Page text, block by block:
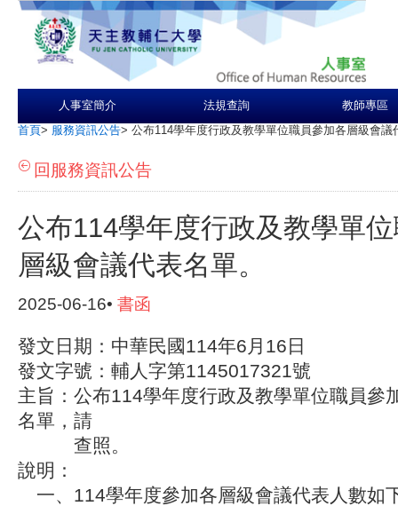
人事室簡介 法規查詢 教師專區
首頁> 服務資訊公告> 公布114學年度行政及教學單位職員參加各層級會議
回服務資訊公告
公布114學年度行政及教學單
層級會議代表名單。
2025-06-16• 書函
發文日期：中華民國114年6月16日
發文字號：輔人字第1145017321號
主旨：公布114學年度行政及教學單位職員參
名單，請
查照。
說明：
一、114學年度參加各層級會議代表人數如